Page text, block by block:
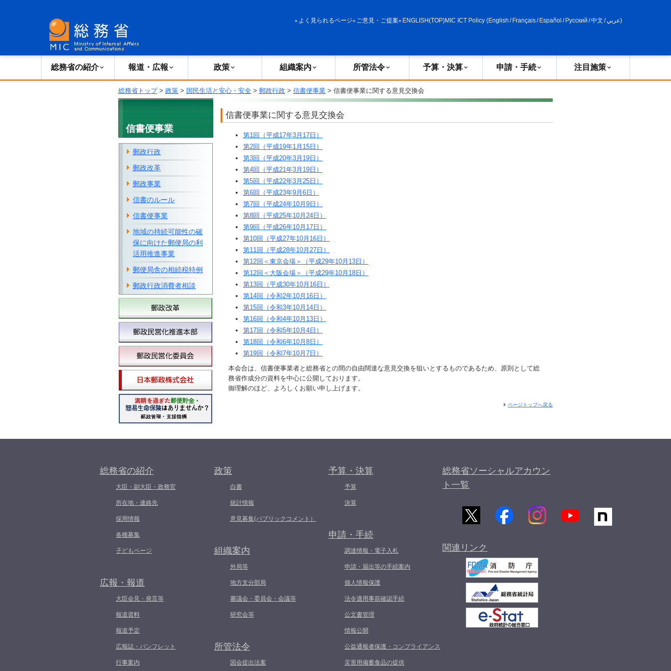
よく見られるページ ご意見・ご提案 ENGLISH(TOP)MIC ICT Policy (English / Français/ Español / Русский /中文 /عربي)
総務省の紹介 報道・広報 政策 組織案内 所管法令 予算・決算 申請・手続 注目施策
総務省トップ> 政策 > 国民生活と安心・安全 > 郵政行政 > 信書便事業 > 信書便事業に関する意見交換会
信書便事業に関する意見交換会
第1回（平成17年3月17日）
第2回（平成19年1月15日）
第3回（平成20年3月19日）
第4回（平成21年3月19日）
第5回（平成22年3月25日）
第6回（平成23年9月6日）
第7回（平成24年10月9日）
第8回（平成25年10月24日）
第9回（平成26年10月17日）
第10回（平成27年10月16日）
第11回（平成28年10月27日）
第12回＜東京会場＞（平成29年10月13日）
第12回＜大阪会場＞（平成29年10月18日）
第13回（平成30年10月16日）
第14回（令和2年10月16日）
第15回（令和3年10月14日）
第16回（令和4年10月13日）
第17回（令和5年10月4日）
第18回（令和6年10月8日）
第19回（令和7年10月7日）
本会合は、信書便事業者と総務省との間の自由闊達な意見交換を狙いとするものであるため、原則として総
務省作成分の資料を中心に公開しております。
御理解のほど、よろしくお願い申し上げます。
ページトップへ戻る
信書便事業
郵政行政
郵政改革
郵政事業
信書のルール
信書便事業
地域の持続可能性の確
保に向けた郵便局の利
活用推進事業
郵便局舎の相続税特例
郵政行政消費者相談
総務省の紹介
大臣・副大臣・政務官
所在地・連絡先
採用情報
各種募集
子どもページ
広報・報道
大臣会見・発言等
報道資料
報道予定
広報誌・パンフレット
行事案内
政策
白書
統計情報
意見募集(パブリックコメント）
組織案内
外局等
地方支分部局
審議会・委員会・会議等
研究会等
所管法令
国会提出法案
予算・決算
予算
決算
申請・手続
調達情報・電子入札
申請・届出等の手続案内
個人情報保護
法令適用事前確認手続
公文書管理
情報公開
公益通報者保護・コンプライアンス
災害用備蓄食品の提供
総務省ソーシャルアカウン
ト一覧
関連リンク